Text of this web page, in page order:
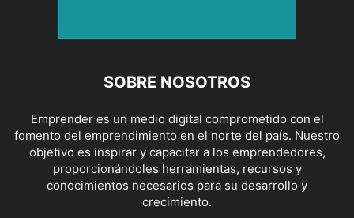
SOBRE NOSOTROS
Emprender es un medio digital comprometido con el
fomento del emprendimiento en el norte del país. Nuestro
objetivo es inspirar y capacitar a los emprendedores,
proporcionándoles herramientas, recursos y
conocimientos necesarios para su desarrollo y
crecimiento.